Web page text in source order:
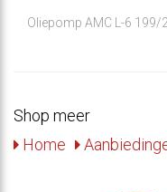
Oliepomp AMC L-6
Shop meer
Home